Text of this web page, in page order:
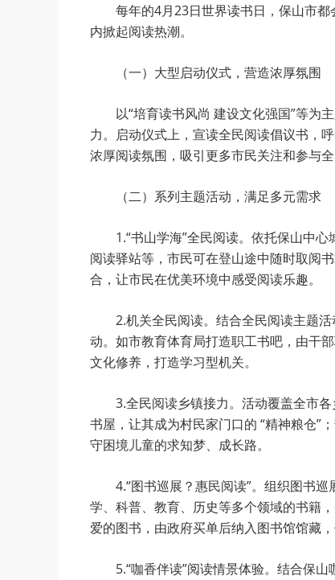
每年的4月23日世界读书日，保山市
内掀起阅读热潮。
（一）大型启动仪式，营造浓厚氛围
以“培育读书风尚 建设文化强国”等为
力。启动仪式上，宣读全民阅读倡议书，
浓厚阅读氛围，吸引更多市民关注和参与全
（二）系列主题活动，满足多元需求
1.“书山学海”全民阅读。依托保山中
阅读驿站等，市民可在登山途中随时取阅
合，让市民在优美环境中感受阅读乐趣。
2.机关全民阅读。结合全民阅读主题
动。如市教育体育局打造职工书吧，由干
文化修养，打造学习型机关。
3.全民阅读乡镇接力。活动覆盖全市
书屋，让其成为村民家门口的 “精神粮仓”
守困境儿童的求知梦、成长路。
4.“图书巡展？惠民阅读”。组织图书
学、科普、教育、历史等多个领域的书籍
爱的图书，由政府买单后纳入图书馆馆藏
5.“咖香伴读”阅读情景体验。结合保